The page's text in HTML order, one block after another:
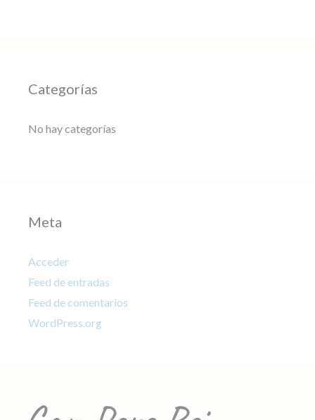
Categorías
No hay categorías
Meta
Acceder
Feed de entradas
Feed de comentarios
WordPress.org